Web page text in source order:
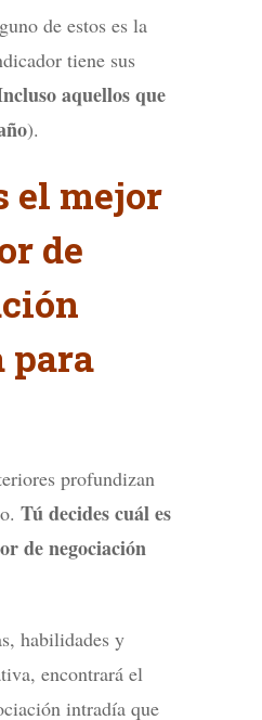
de estos es la
tiene sus
aquellos que
).
el mejor
de
para
profundizan
Tú decides cuál es
de negociación
habilidades y
encontrará el
intradía que